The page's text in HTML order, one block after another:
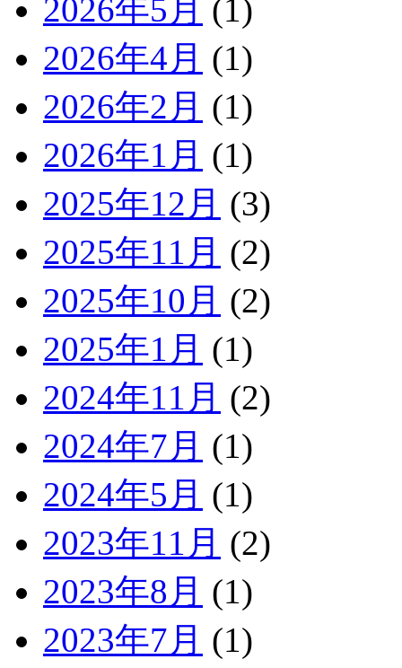
2026年5月 (1)
2026年4月 (1)
2026年2月 (1)
2026年1月 (1)
2025年12月 (3)
2025年11月 (2)
2025年10月 (2)
2025年1月 (1)
2024年11月 (2)
2024年7月 (1)
2024年5月 (1)
2023年11月 (2)
2023年8月 (1)
2023年7月 (1)